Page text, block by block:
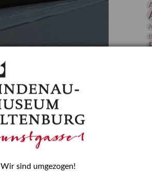
im Dienste
Altenburg
wurde 2015 in der
wird jährlich am 11. Februar
und Frauen in
stellt Provenienzforscherin
Wir sind umgezogen!